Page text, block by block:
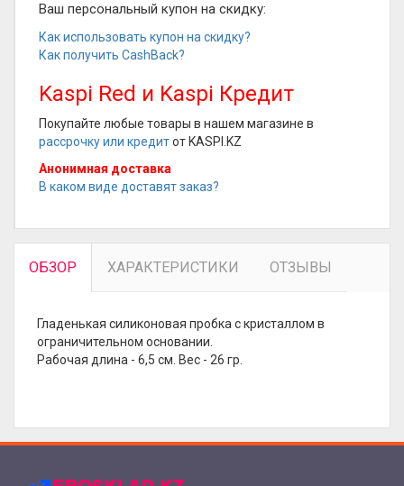
Ваш персональный купон на скидку:
Как использовать купон на скидку?
Как получить CashBack?
Kaspi Red и Kaspi Кредит
Покупайте любые товары в нашем магазине в
рассрочку или кредитот KASPI.KZ
Анонимная доставка
В каком виде доставят заказ?
ОБЗОР ХАРАКТЕРИСТИКИ ОТЗЫВЫ
Гладенькая силиконовая пробка с кристаллом в
ограничительном основании.
Рабочая длина - 6,5 см. Вес - 26 гр.